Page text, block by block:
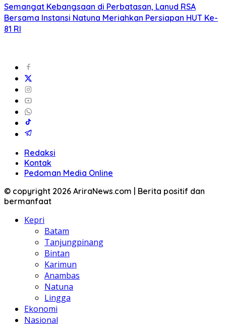
Semangat Kebangsaan di Perbatasan, Lanud RSA
Bersama Instansi Natuna Meriahkan Persiapan HUT Ke-
81 RI
Redaksi
Kontak
Pedoman Media Online
© copyright 2026 AriraNews.com | Berita positif dan
bermanfaat
Kepri
Batam
Tanjungpinang
Bintan
Karimun
Anambas
Natuna
Lingga
Ekonomi
Nasional